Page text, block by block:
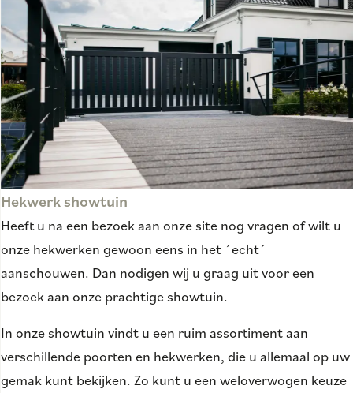
Hekwerk showtuin
Heeft u na een bezoek aan onze site nog vragen of wilt u
onze hekwerken gewoon eens in het ´echt´
aanschouwen. Dan nodigen wij u graag uit voor een
bezoek aan onze prachtige showtuin.
In onze showtuin vindt u een ruim assortiment aan
verschillende poorten en hekwerken, die u allemaal op uw
gemak kunt bekijken. Zo kunt u een weloverwogen keuze